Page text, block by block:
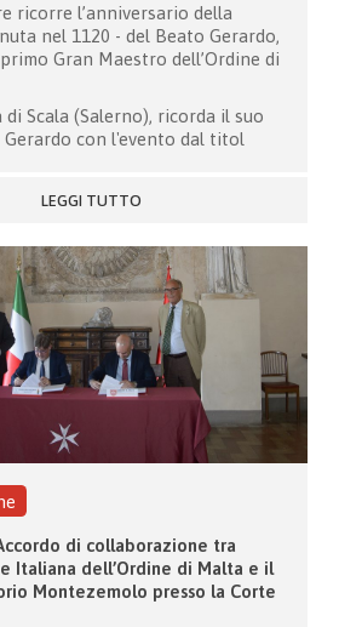
ricorre l’anniversario della
nel 1120 - del Beato Gerardo,
Gran Maestro dell’Ordine di
di Scala (Salerno), ricorda il suo
con l'evento dal titol
LEGGI TUTTO
di collaborazione tra
Italiana dell’Ordine di Malta e il
Montezemolo presso la Corte